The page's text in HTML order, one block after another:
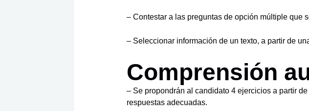
– Contestar a las preguntas de opción múltiple que
– Seleccionar información de un texto, a partir de
Comprensión
– Se propondrán al candidato 4 ejercicios a partir
respuestas adecuadas.